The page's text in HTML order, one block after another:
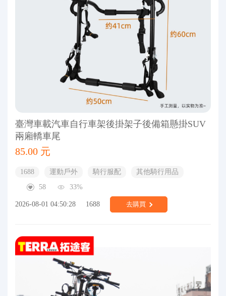
臺灣車載汽車自行車架後掛架子後備箱懸掛SUV
兩廂轎車尾
85.00 元
1688 運動戶外 騎行服配
其他騎行用品
58
33%
2026-08-01 04:50:28 1688 去購買